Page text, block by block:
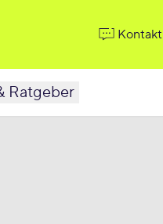
Kontakt
Ratgeber